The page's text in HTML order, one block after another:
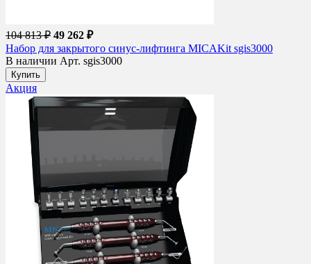
104 813 ₽ 49 262 ₽
Набор для закрытого синус-лифтинга MICAKit sgis3000
В наличии Арт. sgis3000
Купить
Акция